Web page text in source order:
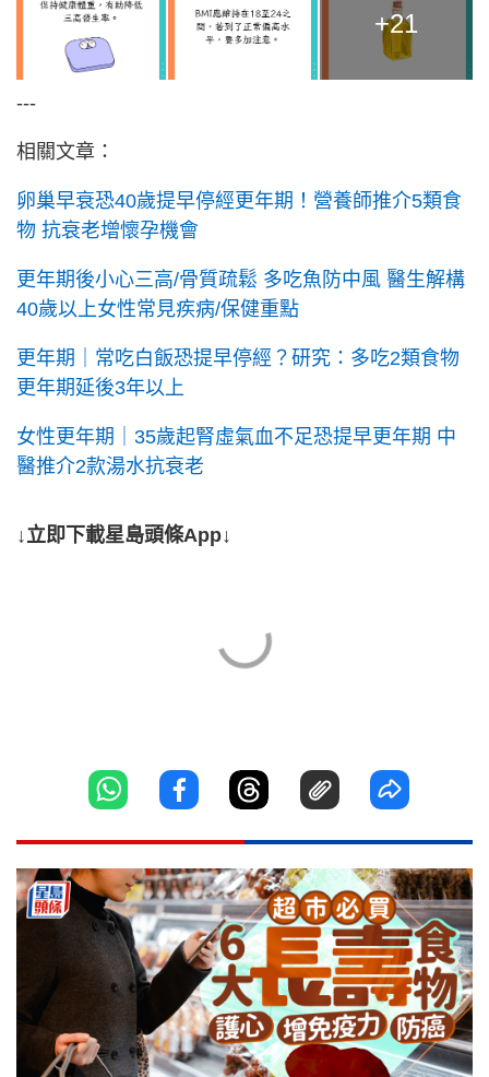
+21
---
相關文章：
卵巢早衰恐40歲提早停經更年期！營養師推介5類食
物 抗衰老增懷孕機會
更年期後小心三高/骨質疏鬆 多吃魚防中風 醫生解構
40歲以上女性常見疾病/保健重點
更年期｜常吃白飯恐提早停經？研究：多吃2類食物
更年期延後3年以上
女性更年期｜35歲起腎虛氣血不足恐提早更年期 中
醫推介2款湯水抗衰老
↓立即下載星島頭條App↓